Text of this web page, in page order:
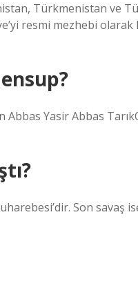
Türkmenistan ve
resmi mezhebi
Yasir Abbas
Son savaş